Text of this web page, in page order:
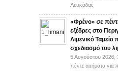
Λευκάδας
«Φρένο» σε
εξέδρες στο
Λιμενικό Ταμείο
σχεδιασμό του
5 Αυγούστου 2026,
πέντε αιτήματα για